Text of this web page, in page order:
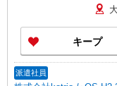
キープ
派遣社員